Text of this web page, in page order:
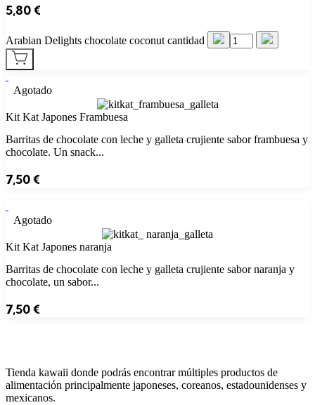
5,80€
Arabian Delights chocolate coconut cantidad
Agotado
Kit Kat Japones Frambuesa
Barritas de chocolate con leche y galleta crujiente sabor frambuesa y
chocolate. Un snack...
7,50€
Agotado
Kit Kat Japones naranja
Barritas de chocolate con leche y galleta crujiente sabor naranja y
chocolate, un sabor...
7,50€
Tienda kawaii donde podrás encontrar múltiples productos de
alimentación principalmente japoneses, coreanos, estadounidenses y
mexicanos.